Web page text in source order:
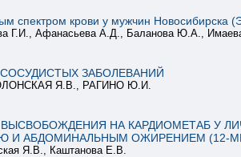
спектром крови у мужчин Новосибирска
Г.И., Афанасьева А.Д., Баланова Ю.А.,
ЗАБОЛЕВАНИЙ
Я.В., РАГИНО Ю.И.
НА КАРДИОМЕТАБ У
И АБДОМИНАЛЬНЫМ ОЖИРЕНИЕМ (12-
Я.В., Каштанова Е.В.